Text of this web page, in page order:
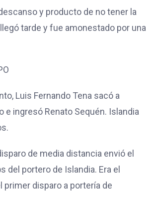
y producto de no tener la
tarde y fue amonestado por una
Luis Fernando Tena sacó a
e ingresó Renato Sequén. Islandia
de media distancia envió el
del portero de Islandia. Era el
primer disparo a portería de